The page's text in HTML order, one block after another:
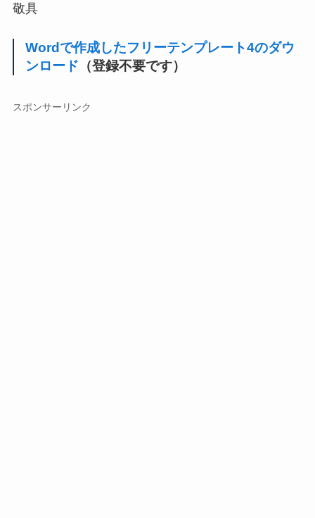
敬具
Wordで作成したフリーテンプレート4のダウ
ンロード （登録不要です）
スポンサーリンク